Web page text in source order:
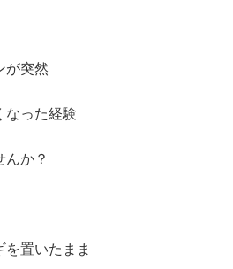
が突然
なった経験
んか？
を置いたまま